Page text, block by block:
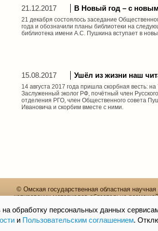
21.12.2017 В Новый год – с
21 декабря состоялось заседание
года и обозначили планы библиотеки на
библиотека имени А.С. Пушкина вступает в
15.08.2017 Ушёл из жизни наш
14 августа 2017 года пришла скорбная весть:
Заслуженный эколог РФ, почётный член
отделения РГО, член Общественного совета
Ивановича и скорбим вместе с ними.
© Омская государственная областная
копировании материалов обязательно
обработку персональных данных
и Пользовательским соглашением.